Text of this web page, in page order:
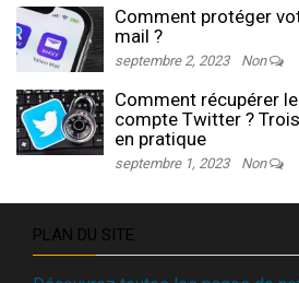
Comment protéger
mail ?
septembre 2, 2023 Non
Comment récupérer
compte Twitter ?
en pratique
septembre 1, 2023 Non
PLAN DU SITE